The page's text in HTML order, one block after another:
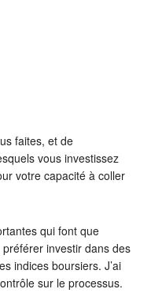
faites, et de
vous investissez
votre capacité à coller
qui font que
investir dans des
indices boursiers. J’ai
sur le processus.